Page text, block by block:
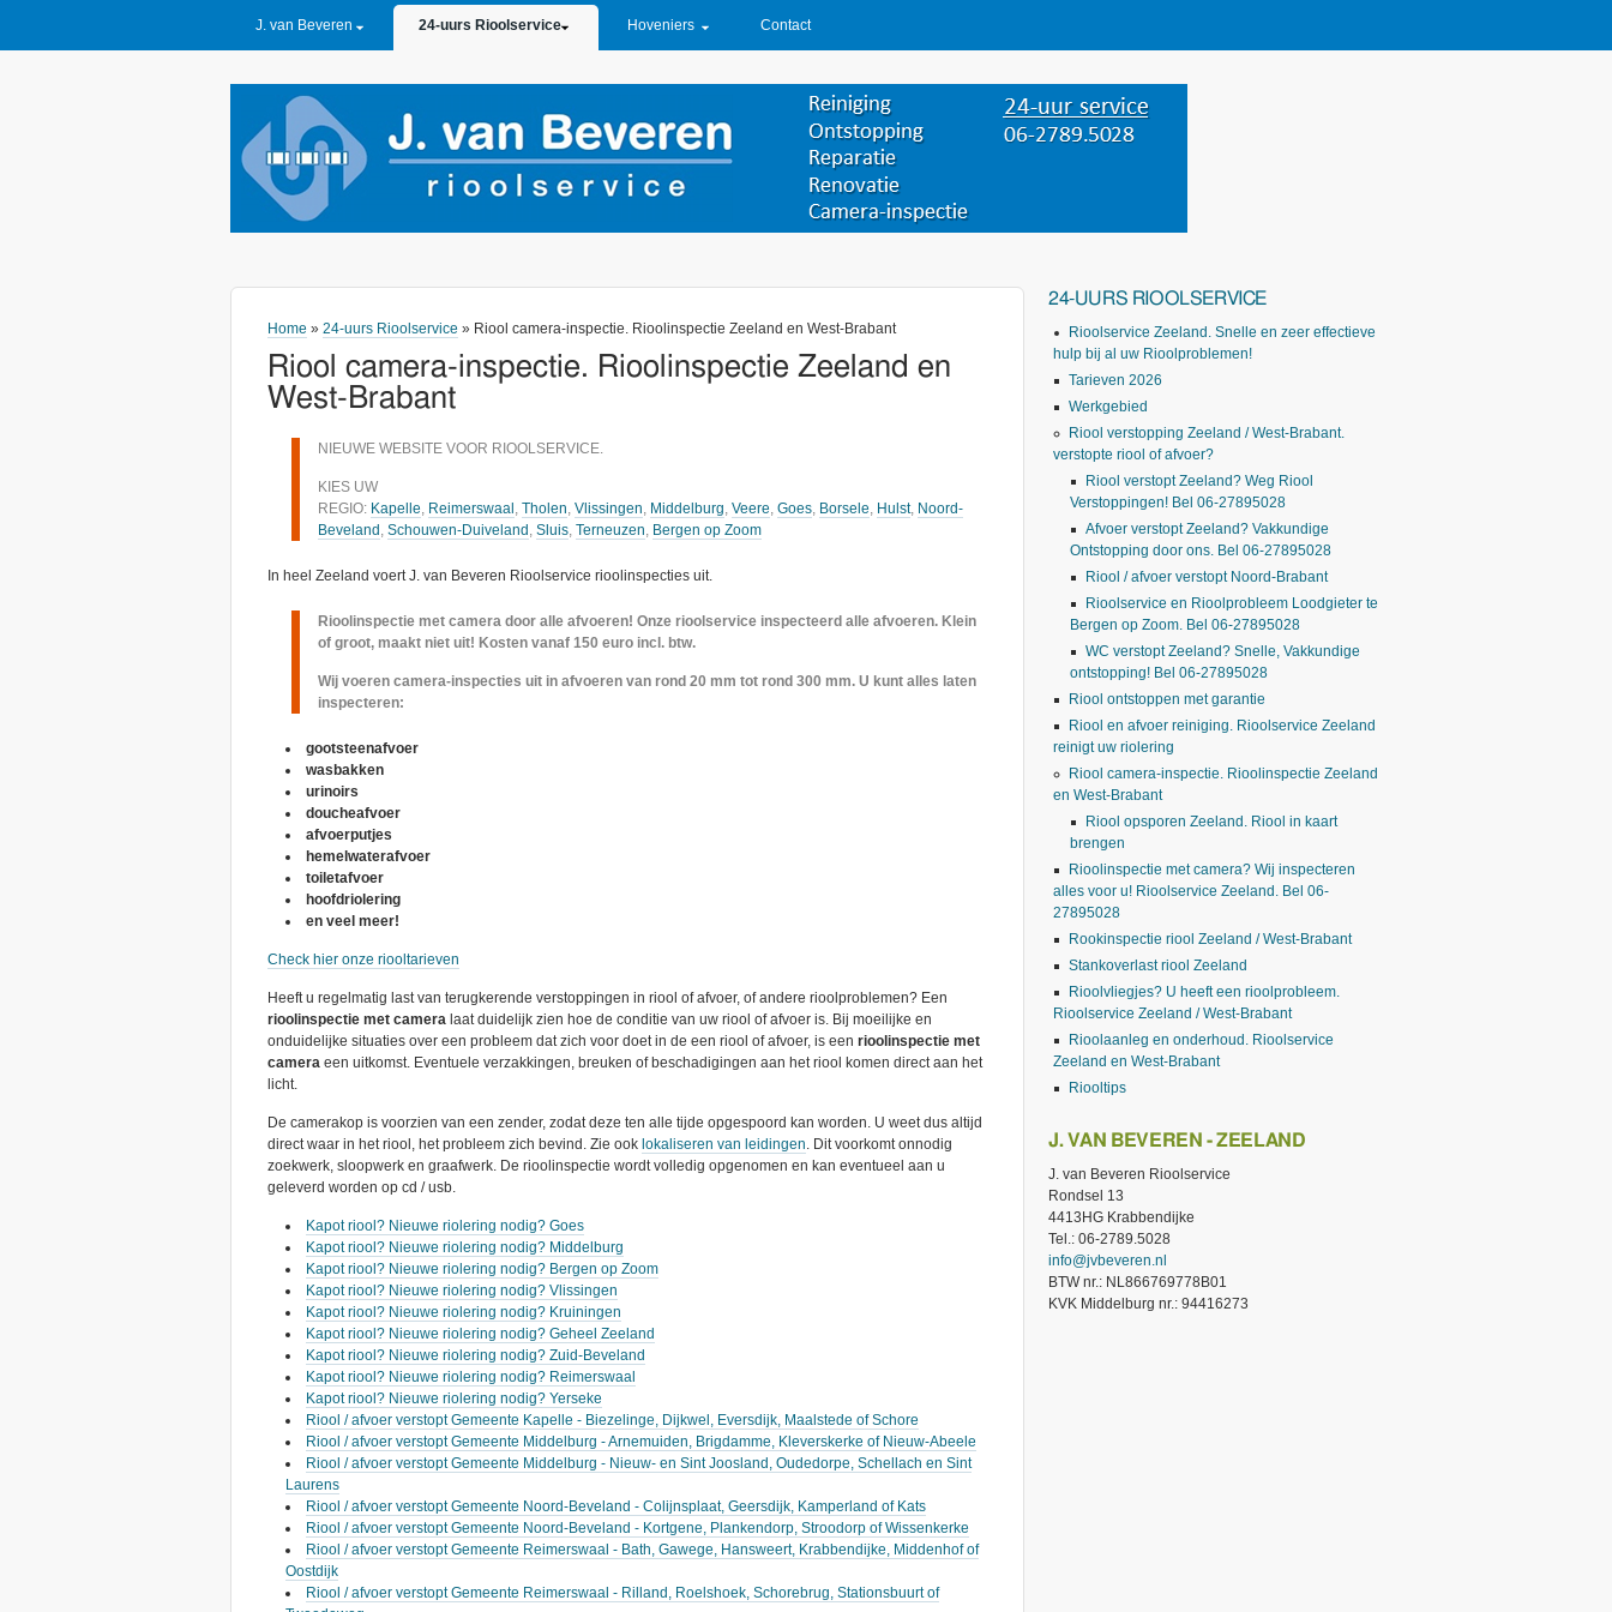
J. van Beveren 24-uurs Rioolservice Hoveniers Contact
Home » 24-uurs Rioolservice » Riool camera-inspectie. Rioolinspectie Zeeland en West-Brabant
Riool camera-inspectie. Rioolinspectie Zeeland en
West-Brabant
NIEUWE WEBSITE VOOR RIOOLSERVICE.
KIES UW
REGIO: Kapelle, Reimerswaal , Tholen, Vlissingen, Middelburg, Veere, Goes, Borsele, Hulst, Noord-
Beveland , Schouwen-Duiveland , Sluis, Terneuzen, Bergen op Zoom
In heel Zeeland voert J. van Beveren Rioolservice rioolinspecties uit.
Rioolinspectie met camera door alle afvoeren! Onze rioolservice inspecteerd alle afvoeren. Klein
of groot, maakt niet uit! Kosten vanaf 150 euro incl. btw.
Wij voeren camera-inspecties uit in afvoeren van rond 20 mm tot rond 300 mm. U kunt alles laten
inspecteren:
gootsteenafvoer
wasbakken
urinoirs
doucheafvoer
afvoerputjes
hemelwaterafvoer
toiletafvoer
hoofdriolering
en veel meer!
Check hier onze riooltarieven
Heeft u regelmatig last van terugkerende verstoppingen in riool of afvoer, of andere rioolproblemen? Een
rioolinspectie met camera laat duidelijk zien hoe de conditie van uw riool of afvoer is. Bij moeilijke en
onduidelijke situaties over een probleem dat zich voor doet in de een riool of afvoer, is een rioolinspectie met
camera een uitkomst. Eventuele verzakkingen, breuken of beschadigingen aan het riool komen direct aan het
licht.
De camerakop is voorzien van een zender, zodat deze ten alle tijde opgespoord kan worden. U weet dus altijd
direct waar in het riool, het probleem zich bevind. Zie ook lokaliseren van leidingen. Dit voorkomt onnodig
zoekwerk, sloopwerk en graafwerk. De rioolinspectie wordt volledig opgenomen en kan eventueel aan u
geleverd worden op cd / usb.
Kapot riool? Nieuwe riolering nodig? Goes
Kapot riool? Nieuwe riolering nodig? Middelburg
Kapot riool? Nieuwe riolering nodig? Bergen op Zoom
Kapot riool? Nieuwe riolering nodig? Vlissingen
Kapot riool? Nieuwe riolering nodig? Kruiningen
Kapot riool? Nieuwe riolering nodig? Geheel Zeeland
Kapot riool? Nieuwe riolering nodig? Zuid-Beveland
Kapot riool? Nieuwe riolering nodig? Reimerswaal
Kapot riool? Nieuwe riolering nodig? Yerseke
Riool / afvoer verstopt Gemeente Kapelle - Biezelinge, Dijkwel, Eversdijk, Maalstede of Schore
Riool / afvoer verstopt Gemeente Middelburg - Arnemuiden, Brigdamme, Kleverskerke of Nieuw-Abeele
Riool / afvoer verstopt Gemeente Middelburg - Nieuw- en Sint Joosland, Oudedorpe, Schellach en Sint
Laurens
Riool / afvoer verstopt Gemeente Noord-Beveland - Colijnsplaat, Geersdijk, Kamperland of Kats
Riool / afvoer verstopt Gemeente Noord-Beveland - Kortgene, Plankendorp, Stroodorp of Wissenkerke
Riool / afvoer verstopt Gemeente Reimerswaal - Bath, Gawege, Hansweert, Krabbendijke, Middenhof of
Oostdijk
Riool / afvoer verstopt Gemeente Reimerswaal - Rilland, Roelshoek, Schorebrug, Stationsbuurt of
24-UURS RIOOLSERVICE
Rioolservice Zeeland. Snelle en zeer effectieve
hulp bij al uw Rioolproblemen!
Tarieven 2026
Werkgebied
Riool verstopping Zeeland / West-Brabant.
verstopte riool of afvoer?
Riool verstopt Zeeland? Weg Riool
Verstoppingen! Bel 06-27895028
Afvoer verstopt Zeeland? Vakkundige
Ontstopping door ons. Bel 06-27895028
Riool / afvoer verstopt Noord-Brabant
Rioolservice en Rioolprobleem Loodgieter te
Bergen op Zoom. Bel 06-27895028
WC verstopt Zeeland? Snelle, Vakkundige
ontstopping! Bel 06-27895028
Riool ontstoppen met garantie
Riool en afvoer reiniging. Rioolservice Zeeland
reinigt uw riolering
Riool camera-inspectie. Rioolinspectie Zeeland
en West-Brabant
Riool opsporen Zeeland. Riool in kaart
brengen
Rioolinspectie met camera? Wij inspecteren
alles voor u! Rioolservice Zeeland. Bel 06-
27895028
Rookinspectie riool Zeeland / West-Brabant
Stankoverlast riool Zeeland
Rioolvliegjes? U heeft een rioolprobleem.
Rioolservice Zeeland / West-Brabant
Rioolaanleg en onderhoud. Rioolservice
Zeeland en West-Brabant
Riooltips
J. VAN BEVEREN - ZEELAND
J. van Beveren Rioolservice
Rondsel 13
4413HG Krabbendijke
Tel.: 06-2789.5028
info@jvbeveren.nl
BTW nr.: NL866769778B01
KVK Middelburg nr.: 94416273